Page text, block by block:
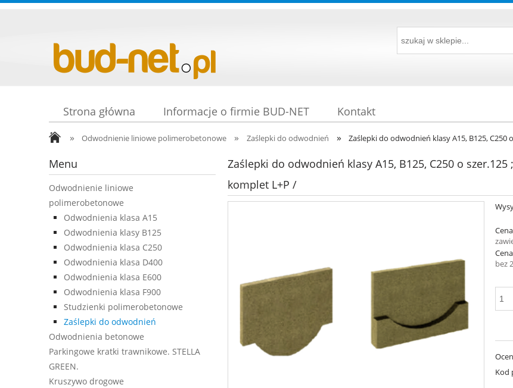
Strona główna Informacje o firmie BUD-NET Kontakt
» Odwodnienie liniowe polimerobetonowe » Zaślepki do odwodnień » Zaślepki do odwodnień klasy A15, B125, C250
Menu
Odwodnienie liniowe
polimerobetonowe
Odwodnienia klasa A15
Odwodnienia klasy B125
Odwodnienia klasa C250
Odwodnienia klasa D400
Odwodnienia klasa E600
Odwodnienia klasa F900
Studzienki polimerobetonowe
Zaślepki do odwodnień
Odwodnienia betonowe
Parkingowe kratki trawnikowe. STELLA
GREEN.
Kruszywo drogowe
Zaślepki do odwodnień klasy A15, B125, C250 o
komplet L+P /
bez
Kod